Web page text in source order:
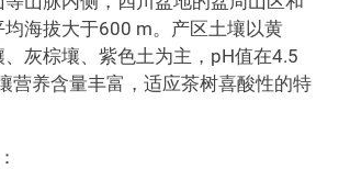
海拔大于600 m。产区土壤以黄
灰棕壤、紫色土为主，pH值在4.5
营养含量丰富，适应茶树喜酸性的特